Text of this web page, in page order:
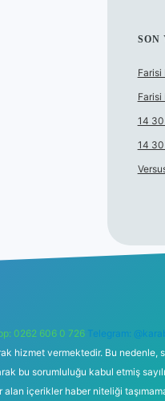
SON
Farisi
Farisi
14
14
0262 606 0 726 Telegram:
hizmet vermektedir. Bu
bu sorumluluğu kabul etmiş
alan içerikler haber niteliği